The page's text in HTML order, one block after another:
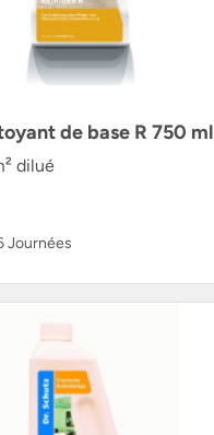
de base R 750 ml
dilué
Journées